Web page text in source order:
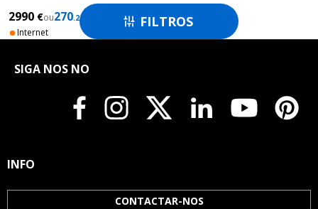
 FILTROS
2990 €ou270.24
/ months
Internet
SIGA NOS NO
INFO
CONTACTAR-NOS